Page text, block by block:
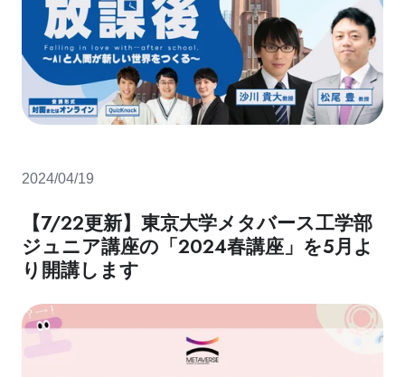
2024/04/19
【7/22更新】東京大学メタバース工学部
ジュニア講座の「2024春講座」を5月よ
り開講します